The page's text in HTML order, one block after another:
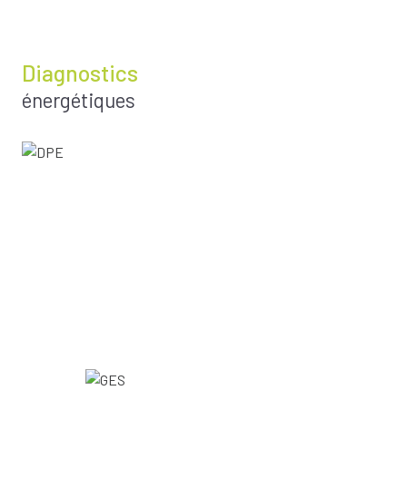
Diagnostics
énergétiques